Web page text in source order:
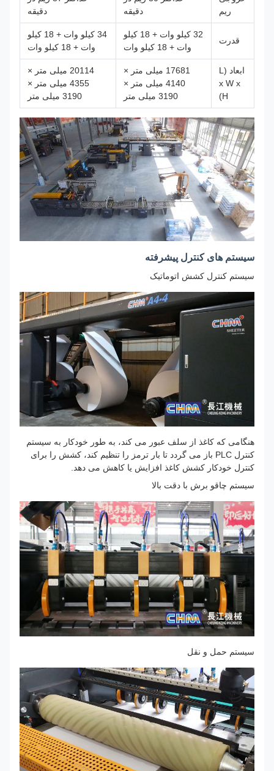
قدرت
32 کیلو وات + 18 کیلو
وات + 18 کیلو وات
34 کیلو وات + 18 کیلو
وات + 18 کیلو وات
ابعاد (L
x W x
17681 میلی متر ×
4140 میلی متر ×
20114 میلی متر ×
4355 میلی متر ×
سیستم های کنترل پیشرفته
سیستم کنترل کشش اتوماتیک
هنگامی که کاغذ از سلف عبور می کند، به طور خودکار به سیستم
کنترل PLC باز می گردد تا بار ترمز را تنظیم کند، کشش را برای
کنترل خودکار کشش کاغذ افزایش یا کاهش می دهد.
سیستم چاقو برش با دقت بالا
سیستم حمل و نقل